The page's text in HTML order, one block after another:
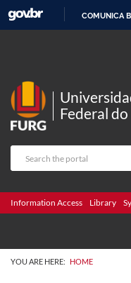
COMUNICA
Federal
Information Access Library
YOU ARE HERE: HOME